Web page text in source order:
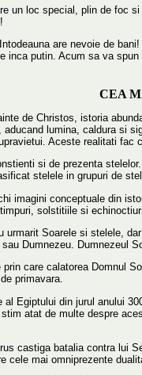
un loc special, plin de foc
are nevoie de
inca putin. Acum sa va
CEA
de Christos, istoria
lumina, caldura si
Aceste realitati
si de prezenta
stelele in grupuri de
imagini conceptuale din
solstitiile si
Soarele si stelele,
Dumnezeu. Dumnezeul
care calatorea Domnul
primavara.
Egiptului din jurul anului
atat de multe despre
castiga batalia contra lui
cele mai omniprezente